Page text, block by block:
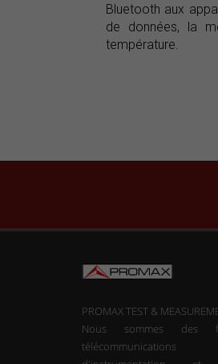
Bluetooth aux
de données, la
température.
PROMAX TEST &
Nous sommes des
télécommunications